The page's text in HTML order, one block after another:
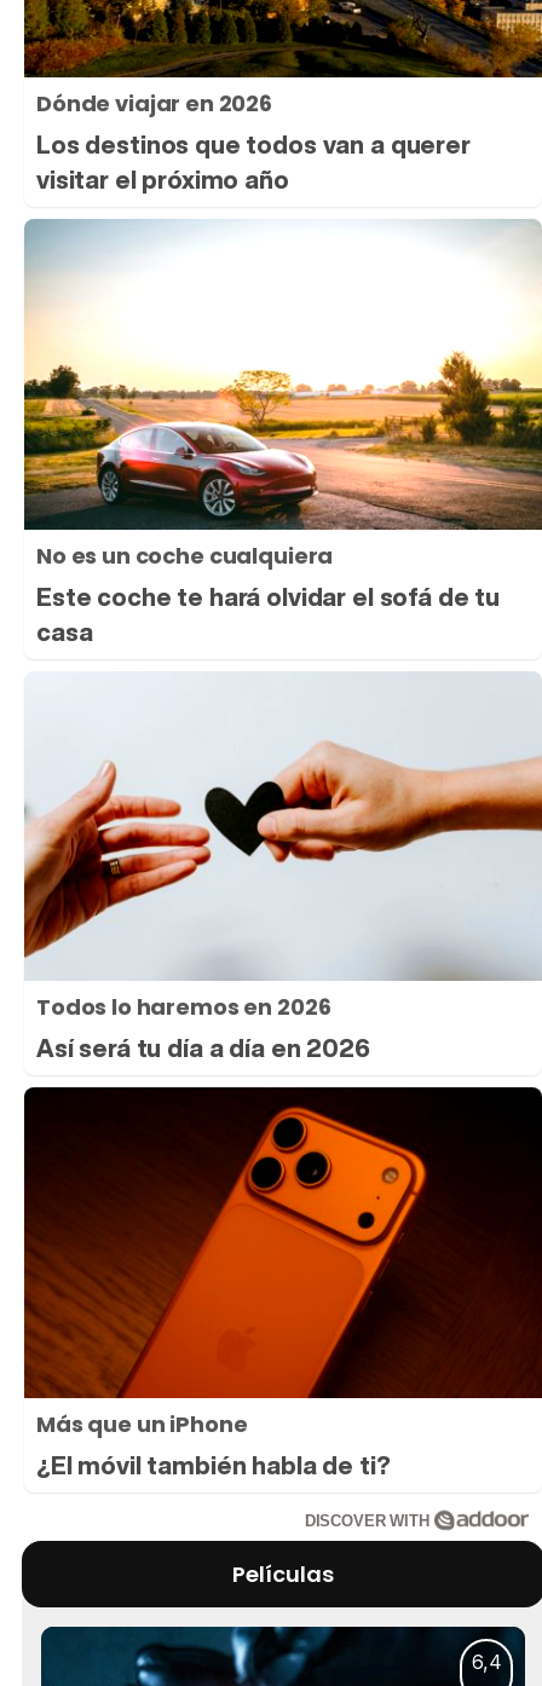
Dónde viajar en 2026
Los destinos que todos van a querer
visitar el próximo año
No es un coche cualquiera
Este coche te hará olvidar el sofá de tu
casa
Todos lo haremos en 2026
Así será tu día a día en 2026
Más que un iPhone
¿El móvil también habla de ti?
DISCOVER WITH
Películas
6,4